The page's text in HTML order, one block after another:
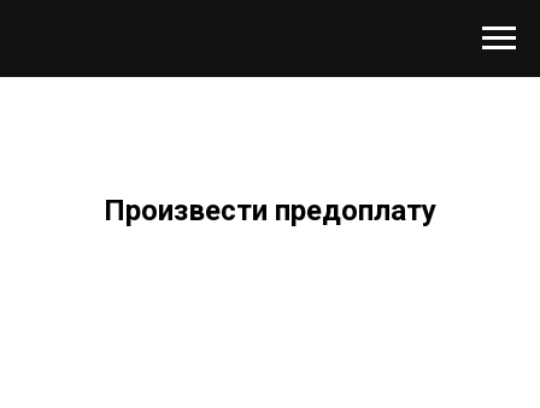
Произвести предоплату